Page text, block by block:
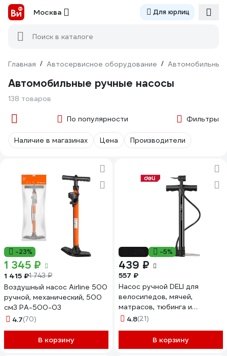
Москва Для юрлиц
Поиск в каталоге
Главная / Автосервисное оборудование / Автомобильные
Автомобильные ручные насосы
138 товаров
По популярности Фильтры
Наличие в магазинах Цена Производители
-23%
1 345 ₽
1 415 ₽1 743 ₽
Воздушный насос Airline 500
ручной, механический, 500
см3 PA-500-03
4.7(70)
В корзину
-5%
439 ₽
557 ₽
Насос ручной DELI для
велосипедов, мячей,
матрасов, тюбинга и
ватрушек DL880006 (8 атм/
4.8(21)
В корзину